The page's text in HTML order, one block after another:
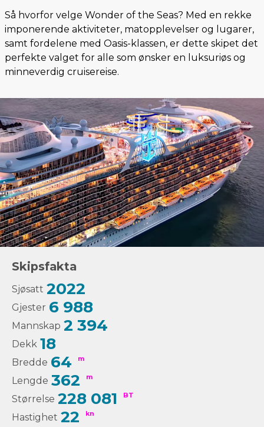
Så hvorfor velge Wonder of the Seas? Med en rekke
imponerende aktiviteter, matopplevelser og lugarer,
samt fordelene med Oasis-klassen, er dette skipet det
perfekte valget for alle som ønsker en luksuriøs og
minneverdig cruisereise.
Skipsfakta
Sjøsatt 2022
Gjester 6 988
Mannskap 2 394
Dekk 18
Bredde 64 m
Lengde 362 m
Størrelse 228 081 BT
Hastighet 22 kn